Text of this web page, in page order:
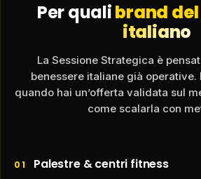
Per qualibrand
italiano
La Sessione Strategica è
benessere italiane già operative.
quando hai un’offerta validata sul
come scalarla con
01 Palestre & centri fitness